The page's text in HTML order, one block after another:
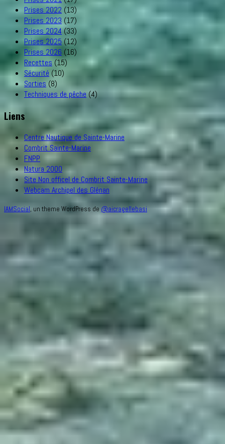
Prises 2022 (13)
Prises 2023 (17)
Prises 2024(33)
Prises 2025(12)
Prises 2026 (16)
Recettes (15)
Sécurité (10)
Sorties (8)
Techniques de pêche(4)
Liens
Centre Nautique de Sainte-Marine
Combrit Sainte-Marine
FNPP
Natura 2000
Site Non officel de Combrit Sainte-Marine
Webcam Archipel des Glénan
IAMSocial, un theme WordPress de@aicragellebasi